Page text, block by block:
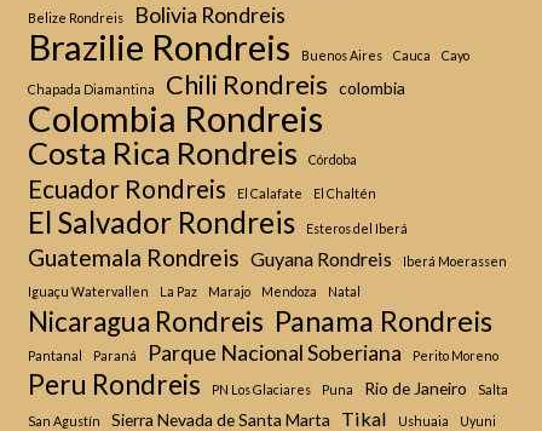
Belize Rondreis Bolivia Rondreis
Brazilie Rondreis Buenos Aires Cauca Cayo
Chapada Diamantina Chili Rondreis colombia
Colombia Rondreis
Costa Rica Rondreis Córdoba
Ecuador Rondreis El Calafate El Chaltén
El Salvador Rondreis Esteros del Iberá
Guatemala Rondreis Guyana Rondreis
Iberá Moerassen
Iguaçu Watervallen
La Paz Marajo Mendoza Natal
Nicaragua Rondreis Panama Rondreis
Pantanal Paraná Parque Nacional Soberiana Perito Moreno
Peru Rondreis PN Los Glaciares Puna Rio de Janeiro
Salta
San Agustín
Sierra Nevada de Santa Marta Tikal Ushuaia Uyuni